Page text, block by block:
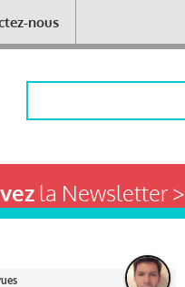
nous
la Newsletter >